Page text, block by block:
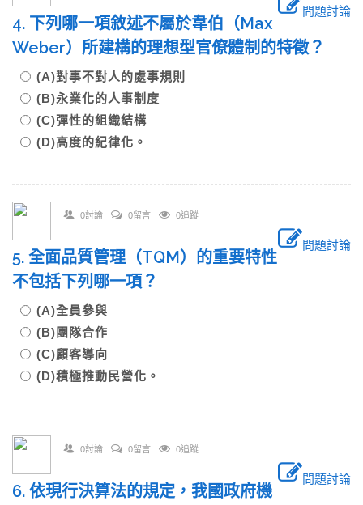
問題討論
4. 下列哪一項敘述不屬於韋伯（Max
Weber）所建構的理想型官僚體制的特徵？
(A)對事不對人的處事規則
(B)永業化的人事制度
(C)彈性的組織結構
(D)高度的紀律化。
0討論 0留言 0追蹤
問題討論
5. 全面品質管理（TQM）的重要特性
不包括下列哪一項？
(A)全員參與
(B)團隊合作
(C)顧客導向
(D)積極推動民營化。
0討論 0留言 0追蹤
問題討論
6. 依現行決算法的規定，我國政府機